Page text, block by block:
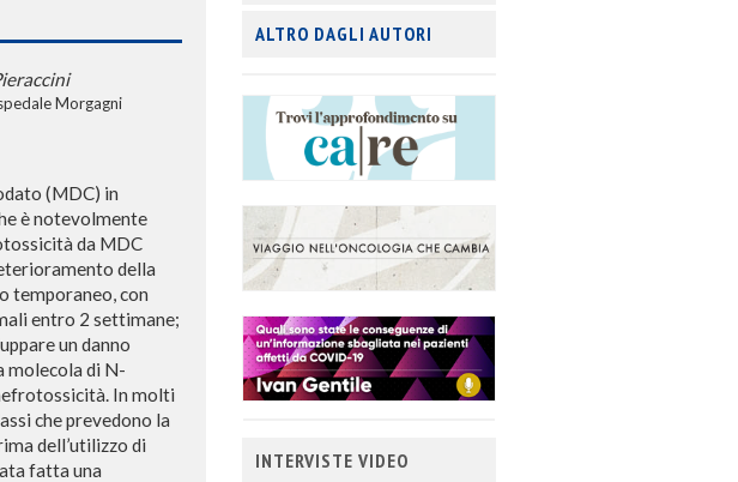
Morgagni
(MDC) in
è notevolmente
da MDC
della
temporaneo, con
entro 2 settimane;
un danno
molecola di N-
In molti
che prevedono la
dell’utilizzo di
fatta una
ALTRO DAGLI AUTORI
INTERVISTE VIDEO